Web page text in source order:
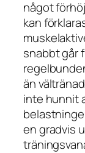
något
kan
snabbt går
än
inte hunnit
en gradvis